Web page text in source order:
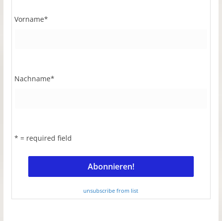
Vorname*
Nachname*
* = required field
unsubscribe from list